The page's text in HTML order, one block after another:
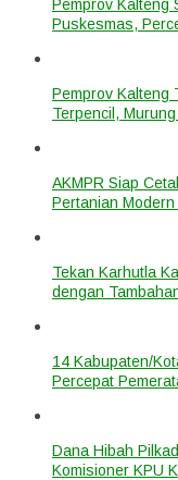
Pemprov Kalteng
Puskesmas,
Pemprov Kalteng
Terpencil,
AKMPR Siap
Pertanian
Tekan Karhutla
dengan
14 Kabupaten/
Percepat
Dana Hibah
Komisioner KPU